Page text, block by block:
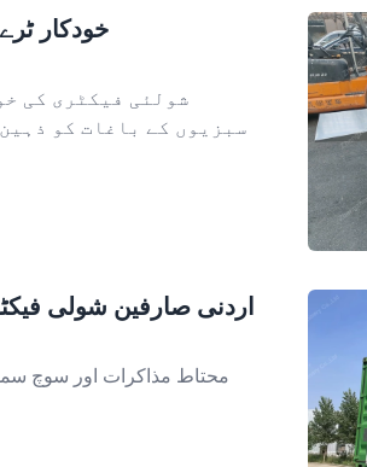
خودکار
شولئی فیکٹری کی
سبزیوں کے باغات کو
اردنی صارفین شولی
محتاط مذاکرات اور سوچ